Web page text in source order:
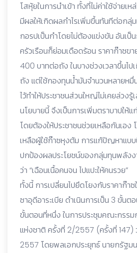
โสหุ้ยในการนำเข้า ทั้งที่ไม่ค่าใช้จ่ายเห
มีผลให้เกิดผลกำไรเพิ่มขึ้นทันทีต่อกลุ่
กอรปเป็นกำโดยไม่ต้องแข่งขัน อันเป็
ครัวเรือนก็ย่อมเดือดร้อน ราคาก๊าซข
400 บาทต่อถัง ในบางช่วงเวลาขึ้นไ
ถัง แต่ใช้กองทุนน้ำมันจำนวนหลายห
ไว้ทำให้ประชาชนส่วนใหญ่ไม่เคยล่วงรู้
นโยบายนี้ จึงเป็นการเพิ่มตราบาปให้
โดยต้องให้ประชาชนช่วยเหลือกันเอง
เหลือผู้ใช้ก๊าซหุงต้ม การแก้ปัญหาแบ
ปกป้องผลประโยชน์ของกลุ่มทุนพลังง
ว่า “เฉือนเนื้อคนจน ไปแปะให้คนรวย”
ทั้งนี้ การเปลี่ยนไปยึดโยงกับราคาก๊าซ
ซาอุดีอาระเบีย ดำเนินการเป็น 3 ขั้นต
ขั้นตอนที่หนึ่ง ในการประชุมคณะกรร
แห่งชาติ ครั้งที่ 2/2557 (ครั้งที่ 147)
2557 โดยพลเอกประยุทธ์ นายกรัฐม